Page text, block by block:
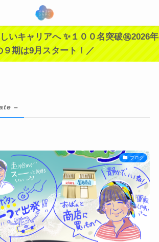
いキャリアへ ✨１００名突破㊗️2026年
９期は9月スタート！／
–
ブログ